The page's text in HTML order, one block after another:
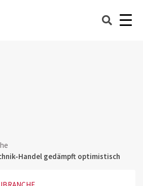
Handel gedämpft optimistisch